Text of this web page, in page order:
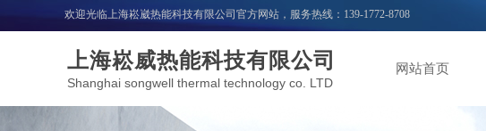
欢迎光临上海崧崴热能科技有限公司官方网站，服务热线： 139-1772-8708
网站首页
上海崧威热能科技有限公司
Shanghai songwell thermal technology co. LTD